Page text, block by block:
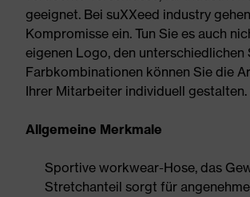
geeignet. Bei suXXeed industry
Kompromisse ein. Tun Sie es auch
eigenen Logo, den unterschiedlichen
Farbkombinationen können Sie die
Ihrer Mitarbeiter individuell gestalten.
Allgemeine Merkmale
Sportive workwear-Hose, das
Stretchanteil sorgt für